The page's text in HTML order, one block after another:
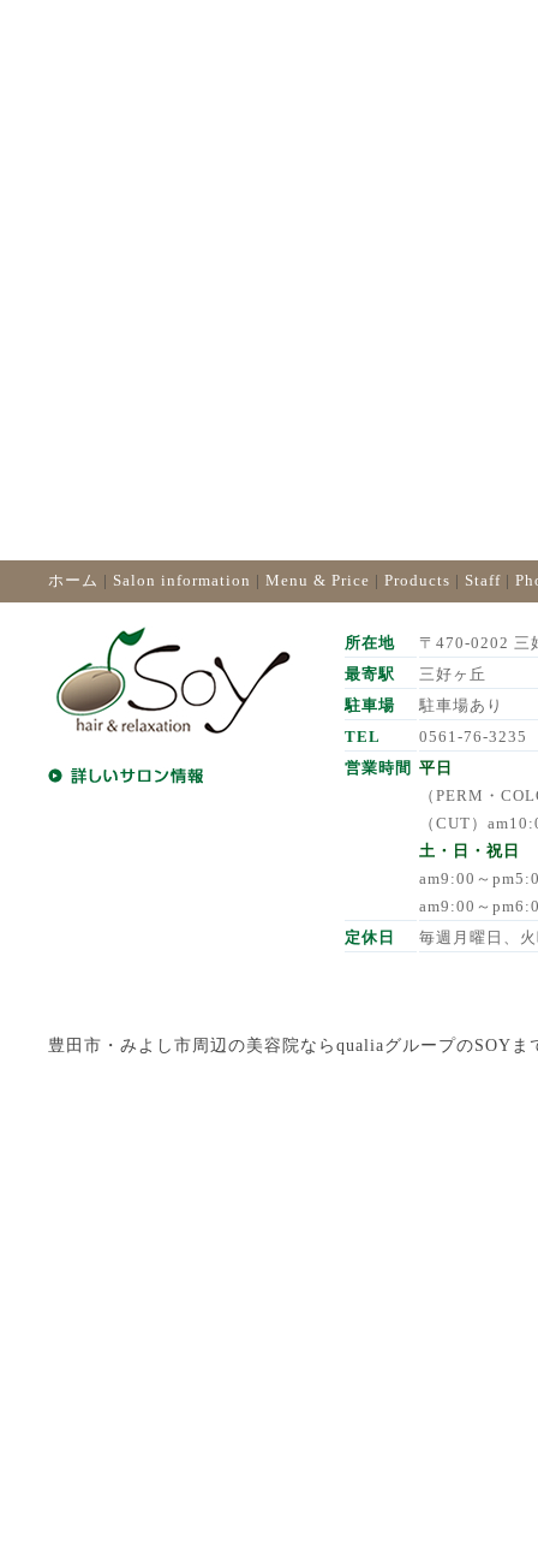
ホーム | Salon information | Menu & Price | Products | Staff |
所在地
〒470-0202 三
最寄駅
三好ヶ丘
駐車場
駐車場あり
TEL
0561-76-3235
営業時間 平日
（PERM・
（CUT）
土・日・祝日
am9:00～
am9:00～
定休日
毎週月曜日、
豊田市・みよし市周辺の美容院ならqualiaグループのSOY